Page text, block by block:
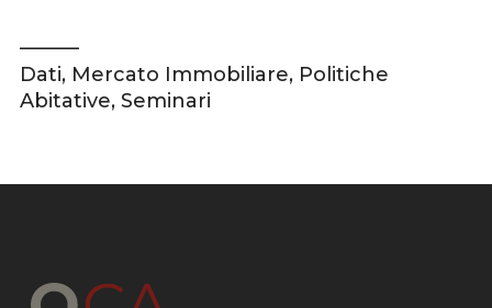
———
Dati, Mercato Immobiliare, Politiche
Abitative, Seminari